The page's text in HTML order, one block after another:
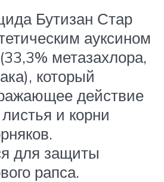
Бутизан Стар
ауксином
метазахлора,
который
действие
и корни
для защиты
рапса.